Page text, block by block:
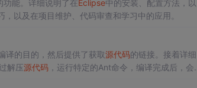
功能。详细说明了在Eclipse中的安装、配置方法，以
以及在项目维护、代码审查和学习中的应用。
译的目的，然后提供了获取源代码的链接。接着详细
解压源代码，运行特定的Ant命令，编译完成后，会